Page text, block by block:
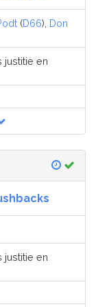
(D66), Don
justitie en
justitie en